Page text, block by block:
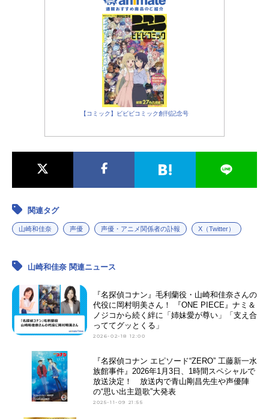
共に戦い合って、最後に残った一人
が魔界の王様になれるというのだ。
王位を目指すガッシュは、清麿が手
にした魔本の言葉を受け、襲いかか
るライバルたちと激しいバトルを繰
り広げてゆく。喜び、哀しみ、そし
てかけがえのない絆……闘いの中
で、「やさしい王様」になることを
決意するガッシュ。心を閉ざしてい
色のガッシュベル！！放送形態TVア
シュ：大谷育江高嶺清麿：櫻井孝宏
水野鈴芽：秋谷智子恵：前田愛ティ
ブラゴ：小嶋一成フォルゴレ：高橋
ン：こおろぎさとみ清麿の父：置鮎
龍太郎清麿の母：山崎和佳奈ナオ
ミ：溝脇しほみコルル：桑島法子ス
タッフ原作：雷句誠（小学館週刊少
クター：中...
【コミック】ビビビコミック創刊記念号
関連タグ
山崎和佳奈 声優 声優・アニメ関係者の訃報 X（Twitter）
山崎和佳奈 関連ニュース
『名探偵コナン』毛利蘭役・山崎和佳奈さんの
代役に岡村明美さん！ 『ONE PIECE』ナミ＆
ノジコから続く絆に「姉妹愛が尊い」「支え合
っててグッとくる」
2026-02-18 12:00
『名探偵コナン エピソード“ZERO” 工藤新一水
族館事件』2026年1月3日、1時間スペシャルで
放送決定！ 放送内で青山剛昌先生や声優陣
の“思い出主題歌”大発表
2025-11-09 21:55